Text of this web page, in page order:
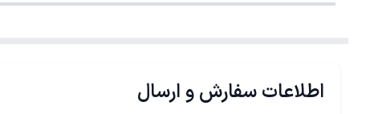
اطلاعات سفارش و ارسال